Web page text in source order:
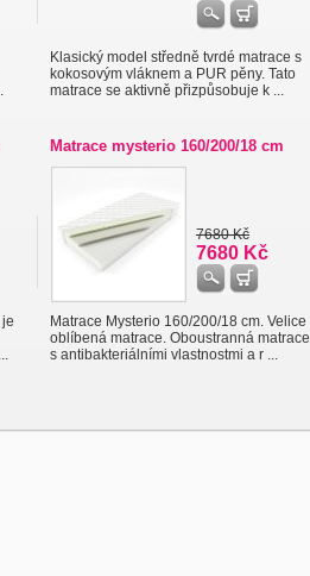
Klasický model středně tvrdé matrace s
kokosovým vláknem a PUR pěny. Tato
matrace se aktivně přizpůsobuje k ...
Matrace mysterio 160/200/18 cm
7680 Kč
7680 Kč
Matrace Mysterio 160/200/18 cm. Velice
oblíbená matrace. Oboustranná matrace
s antibakteriálními vlastnostmi a r ...